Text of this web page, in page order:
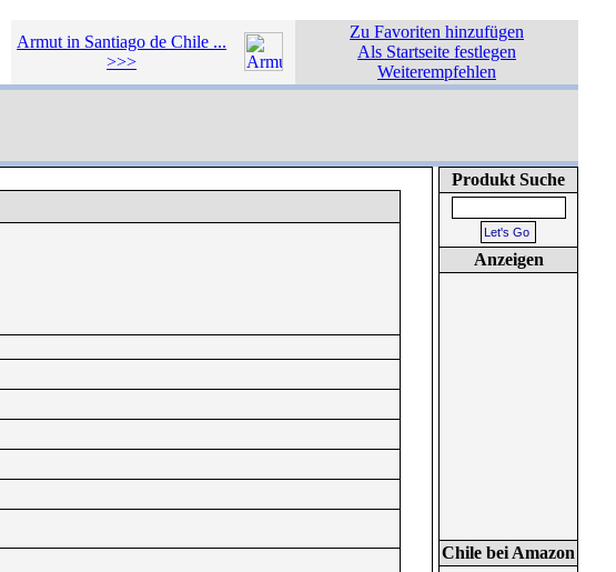
Armut in Santiago de Chile ...
>>>
Zu Favoriten hinzufügen
Als Startseite festlegen
Weiterempfehlen
Produkt Suche
Anzeigen
Chile bei Amazon